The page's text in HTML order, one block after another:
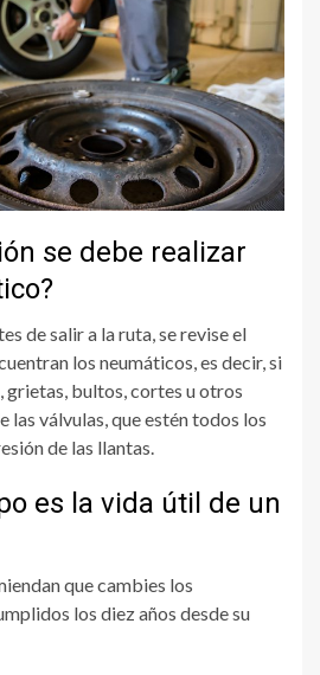
se debe realizar
de salir a la ruta, se revise el
los neumáticos, es decir, si
bultos, cortes u otros
las válvulas, que estén todos los
de las llantas.
es la vida útil de un
que cambies los
los diez años desde su